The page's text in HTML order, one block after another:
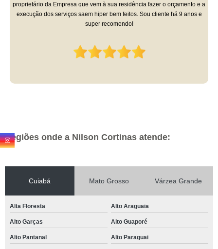
proprietário da Empresa que vem à sua residência fazer o orçamento e a
execução dos serviços saem hiper bem feitos. Sou cliente há 9 anos e
super recomendo!
Regiões onde a Nilson Cortinas atende:
Cuiabá Mato Grosso Várzea Grande
Alta Floresta Alto Araguaia
Alto Garças Alto Guaporé
Alto Pantanal Alto Paraguai